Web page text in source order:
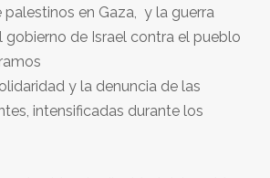
palestinos en Gaza, y la guerra
gobierno de Israel contra el pueblo
y la denuncia de las
intensificadas durante los